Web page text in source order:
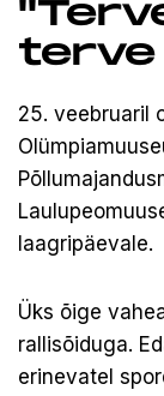
terve
25. veebruaril
laagripäevale.
Üks õige
rallisõiduga.
erinevatel